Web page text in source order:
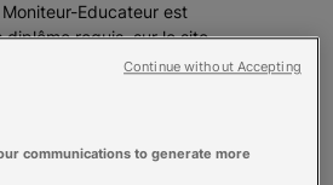
Educateur est
diplôme requis, sur le site
voie initiale financée par le
et nouvellement sur le
l'équipe
communications to generate more
Continue without Accepting